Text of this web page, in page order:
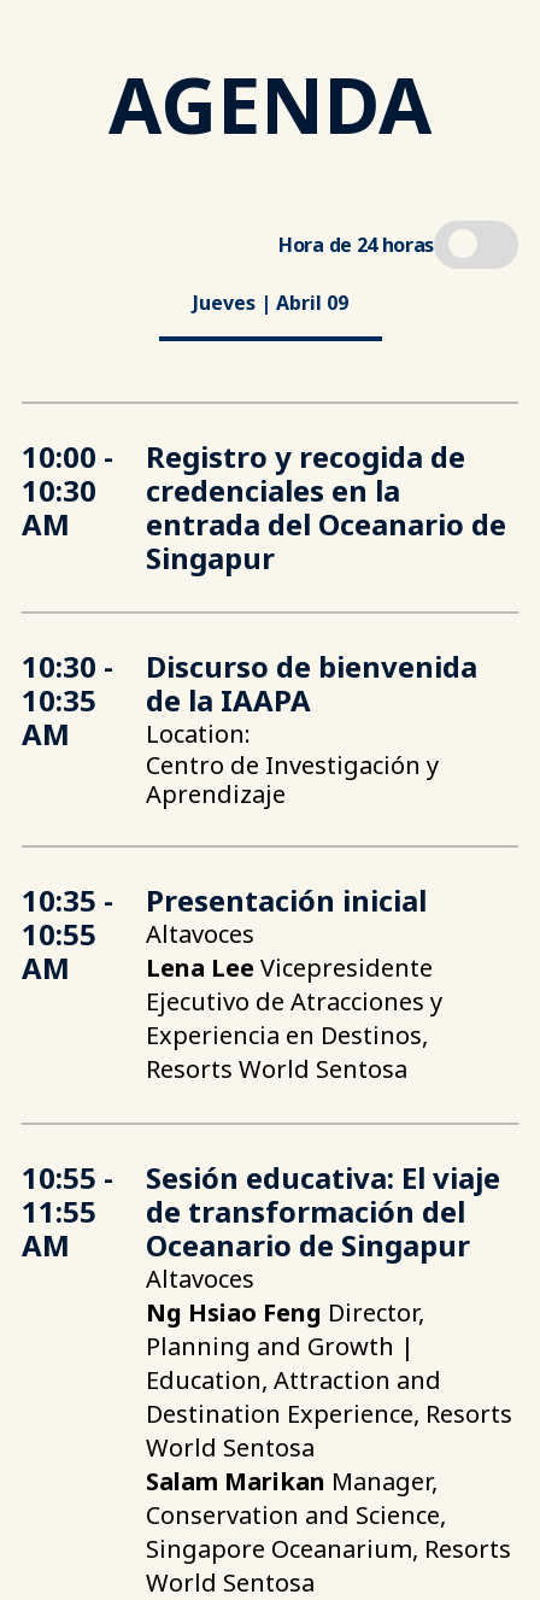
AGENDA
Hora de 24 horas
Jueves | Abril 09
10:00 -
10:30
AM
Registro y recogida de
credenciales en la
entrada del Oceanario de
Singapur
10:30 -
10:35
AM
Discurso de bienvenida
de la IAAPA
Location:
Centro de Investigación y
Aprendizaje
10:35 -
10:55
AM
Presentación inicial
Altavoces
Lena Lee Vicepresidente
Ejecutivo de Atracciones y
Experiencia en Destinos,
Resorts World Sentosa
10:55 -
11:55
AM
Sesión educativa: El viaje
de transformación del
Oceanario de Singapur
Altavoces
Ng Hsiao Feng Director,
Planning and Growth |
Education, Attraction and
Destination Experience, Resorts
World Sentosa
Salam Marikan Manager,
Conservation and Science,
Singapore Oceanarium, Resorts
World Sentosa